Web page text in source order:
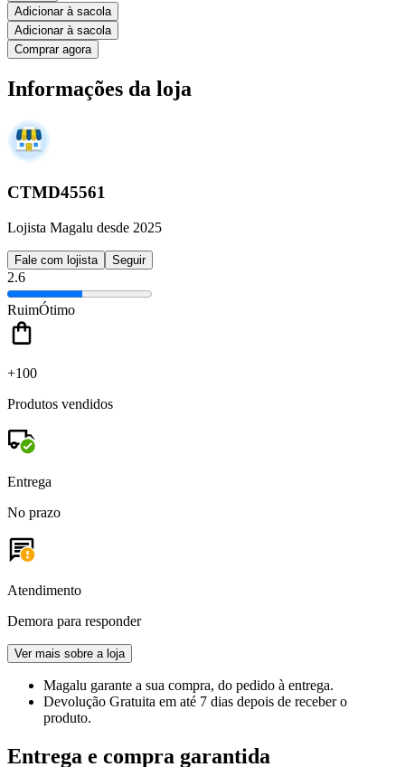
Adicionar à sacola
Adicionar à sacola
Comprar agora
Informações da loja
CTMD45561
Lojista Magalu desde 2025
Fale com lojista Seguir
2.6
RuimÓtimo
+100
Produtos vendidos
Entrega
No prazo
Atendimento
Demora para responder
Ver mais sobre a loja
Magalu garante a sua compra, do pedido à entrega.
Devolução Gratuita em até 7 dias depois de receber o
produto.
Entrega e compra garantida